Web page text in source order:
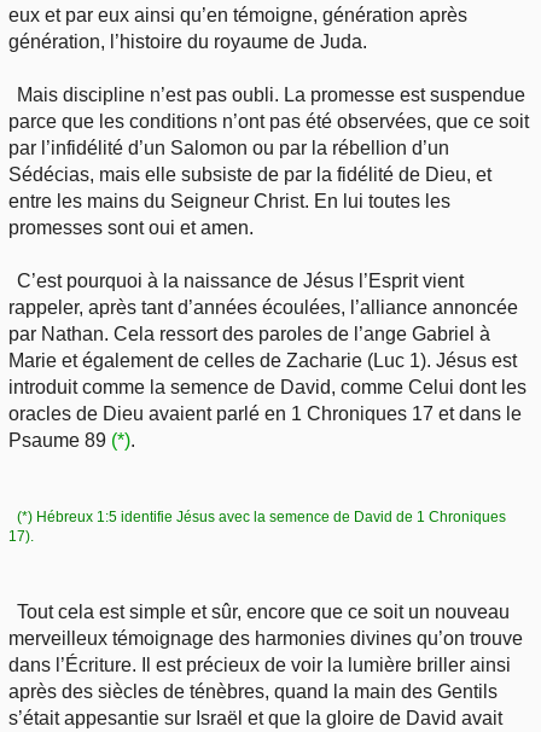
eux et par eux ainsi qu’en témoigne, génération après
génération, l’histoire du royaume de Juda.
Mais discipline n’est pas oubli. La promesse est suspendue
parce que les conditions n’ont pas été observées, que ce soit
par l’infidélité d’un Salomon ou par la rébellion d’un
Sédécias, mais elle subsiste de par la fidélité de Dieu, et
entre les mains du Seigneur Christ. En lui toutes les
promesses sont oui et amen.
C’est pourquoi à la naissance de Jésus l’Esprit vient
rappeler, après tant d’années écoulées, l’alliance annoncée
par Nathan. Cela ressort des paroles de l’ange Gabriel à
Marie et également de celles de Zacharie (Luc 1). Jésus est
introduit comme la semence de David, comme Celui dont les
oracles de Dieu avaient parlé en 1 Chroniques 17 et dans le
Psaume 89 (*).
(*) Hébreux 1:5 identifie Jésus avec la semence de David de 1 Chroniques
17).
Tout cela est simple et sûr, encore que ce soit un nouveau
merveilleux témoignage des harmonies divines qu’on trouve
dans l’Écriture. Il est précieux de voir la lumière briller ainsi
après des siècles de ténèbres, quand la main des Gentils
s’était appesantie sur Israël et que la gloire de David avait